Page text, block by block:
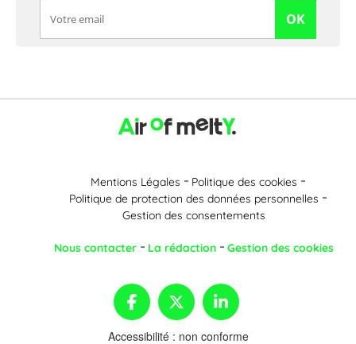
OK
Mentions Légales
Politique des cookies
Politique de protection des données personnelles
Gestion des consentements
Nous contacter La rédaction Gestion des cookies
Accessibilité : non conforme